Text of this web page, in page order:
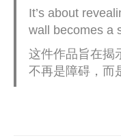
It’s about
wall becomes a
这件作品旨在揭
不再是障碍，而